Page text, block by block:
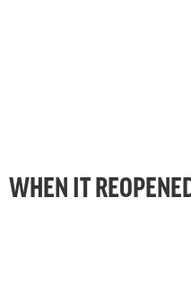
WHEN IT